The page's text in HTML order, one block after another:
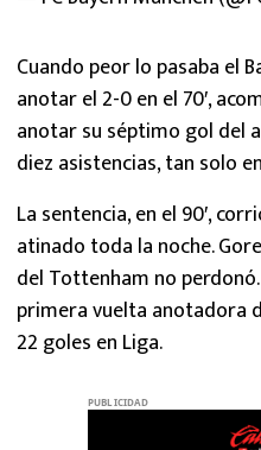
Cuando peor lo pasaba el
anotar el 2-0 en el 70′,
anotar su séptimo gol del
diez asistencias, tan solo
La sentencia, en el 90′,
atinado toda la noche.
del Tottenham no
primera vuelta anotadora
22 goles en Liga.